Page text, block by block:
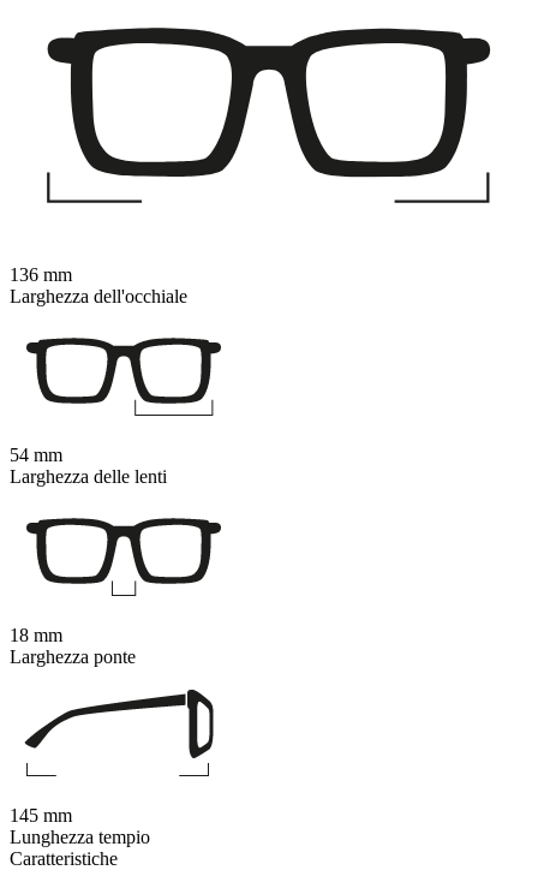
Caratteristiche
136 mm
Larghezza dell'occhiale
54 mm
Larghezza delle lenti
18 mm
Larghezza ponte
145 mm
Lunghezza tempio